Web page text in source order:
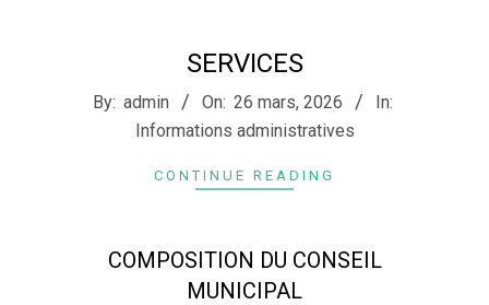
SERVICES
2026-
By: admin On: 26 mars, 2026
In:
Informations administratives
CONTINUE READING
COMPOSITION DU CONSEIL
MUNICIPAL